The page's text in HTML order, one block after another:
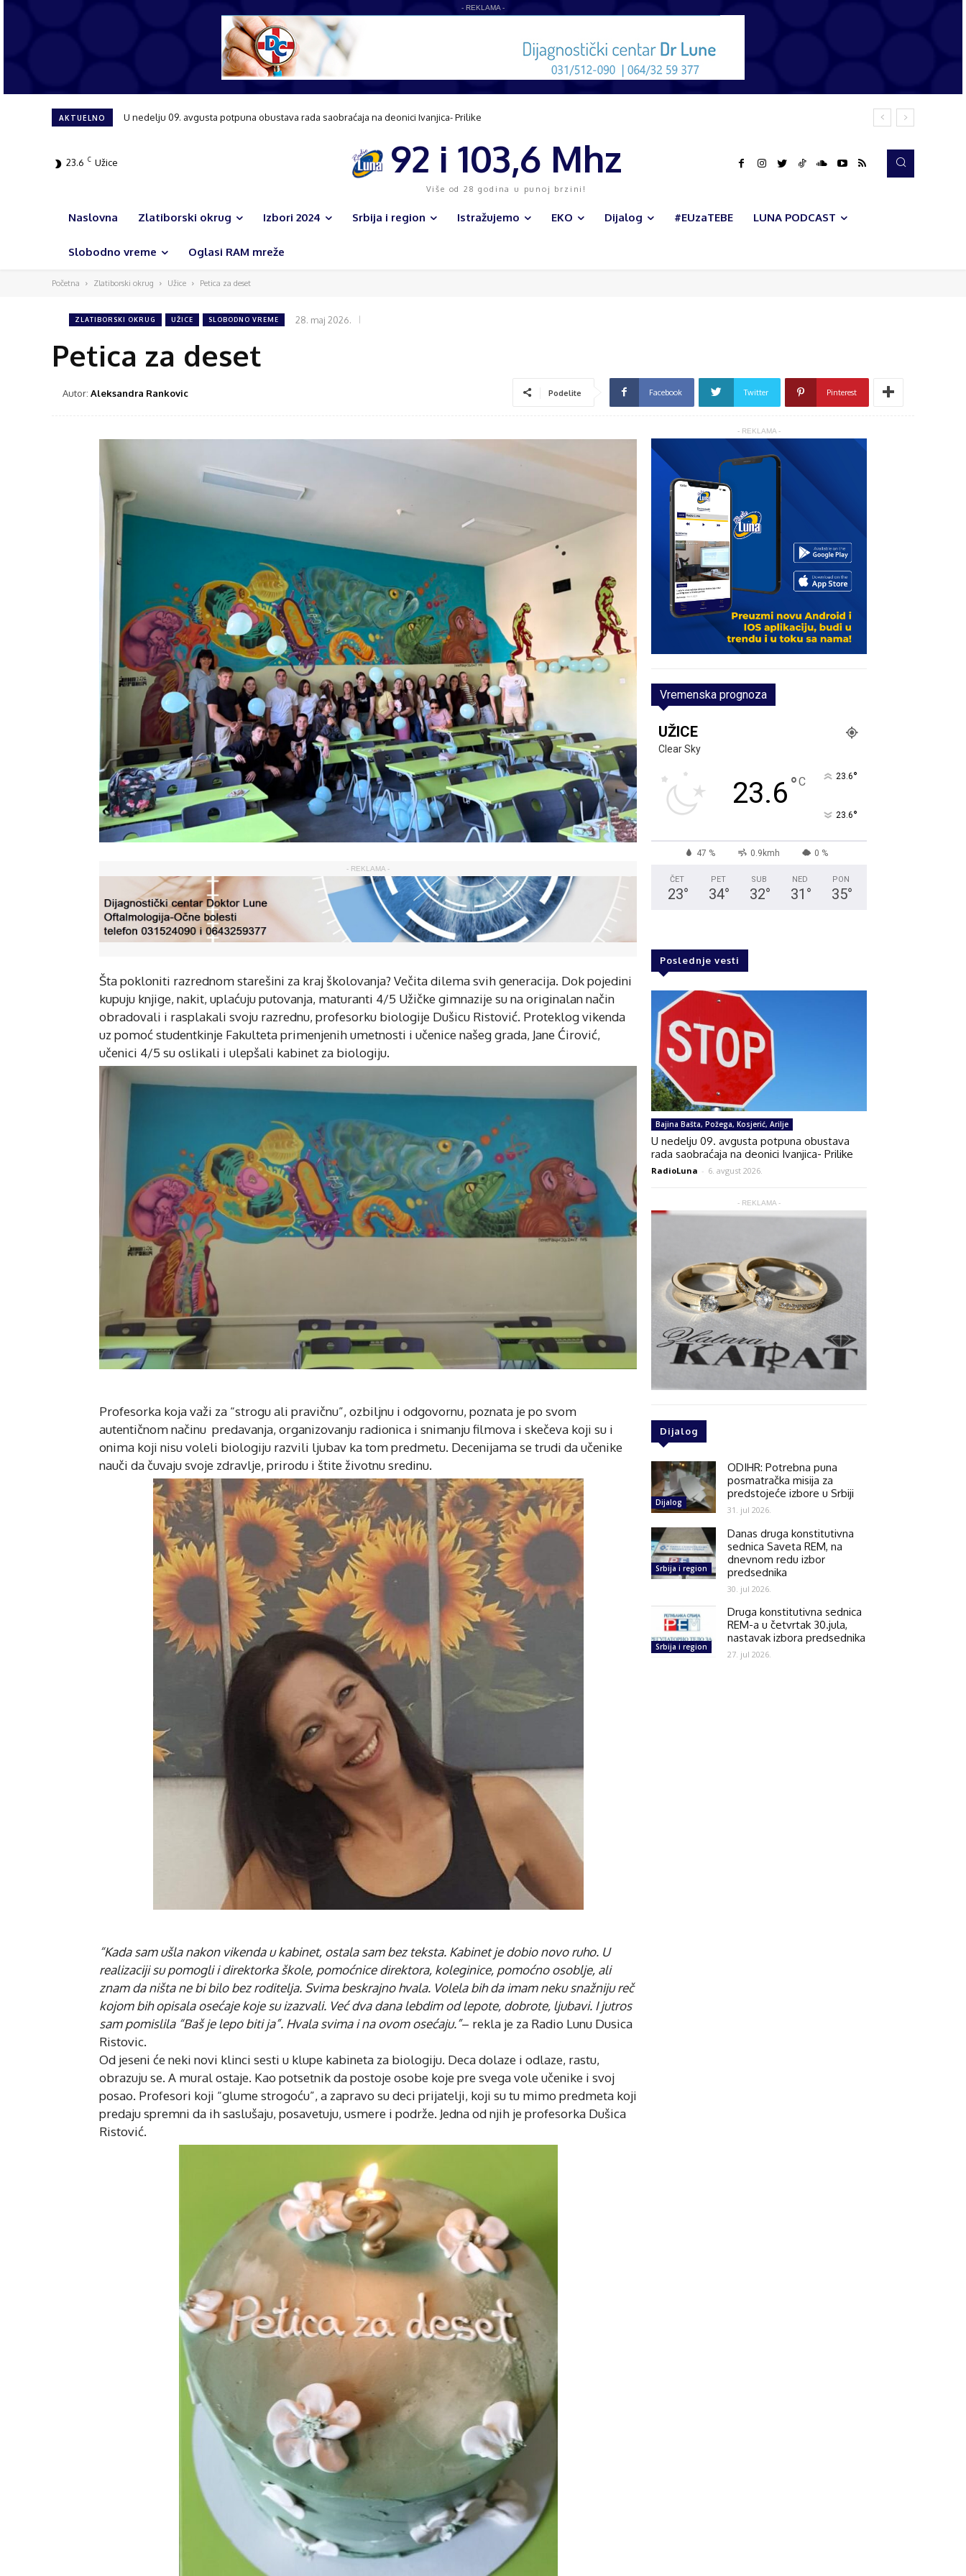
- REKLAMA -
AKTUELNO Tribina posvećena ženama i njihovoj ulozi u razvoju sela
23.6 C Užice 92 i 103,6 Mhz
Više od 28 godina u punoj brzini!
Naslovna Zlatiborski okrug Izbori 2024 Srbija i region Istražujemo EKO Dijalog #EUzaTEBE LUNA PODCAST
Slobodno vreme Oglasi RAM mreže
Početna Zlatiborski okrug Užice Petica za deset
ZLATIBORSKI OKRUG UŽICE SLOBODNO VREME 28. maj 2026.
Petica za deset
Autor: Aleksandra Rankovic Podelite Facebook Twitter Pinterest
- REKLAMA -
Šta pokloniti razrednom starešini za kraj školovanja? Večita dilema svih generacija. Dok pojedini
kupuju knjige, nakit, uplaćuju putovanja, maturanti 4/5 Užičke gimnazije su na originalan način
obradovali i rasplakali svoju razrednu, profesorku biologije Dušicu Ristović. Proteklog vikenda
uz pomoć studentkinje Fakulteta primenjenih umetnosti i učenice našeg grada, Jane Ćirović,
učenici 4/5 su oslikali i ulepšali kabinet za biologiju.
Profesorka koja važi za “strogu ali pravičnu”, ozbiljnu i odgovornu, poznata je po svom
autentičnom načinu predavanja, organizovanju radionica i snimanju filmova i skečeva koji su i
onima koji nisu voleli biologiju razvili ljubav ka tom predmetu. Decenijama se trudi da učenike
nauči da čuvaju svoje zdravlje, prirodu i štite životnu sredinu.
“Kada sam ušla nakon vikenda u kabinet, ostala sam bez teksta. Kabinet je dobio novo ruho. U
realizaciji su pomogli i direktorka škole, pomoćnice direktora, koleginice, pomoćno osoblje, ali
znam da ništa ne bi bilo bez roditelja. Svima beskrajno hvala. Volela bih da imam neku snažniju reč
kojom bih opisala osećaje koje su izazvali. Već dva dana lebdim od lepote, dobrote, ljubavi. I jutros
sam pomislila “Baš je lepo biti ja”. Hvala svima i na ovom osećaju.”– rekla je za Radio Lunu Dusica
Ristovic.
Od jeseni će neki novi klinci sesti u klupe kabineta za biologiju. Deca dolaze i odlaze, rastu,
obrazuju se. A mural ostaje. Kao potsetnik da postoje osobe koje pre svega vole učenike i svoj
posao. Profesori koji “glume strogoću”, a zapravo su deci prijatelji, koji su tu mimo predmeta koji
predaju spremni da ih saslušaju, posavetuju, usmere i podrže. Jedna od njih je profesorka Dušica
Ristović.
- REKLAMA -
Vremenska prognoza
UŽICE
Clear Sky
23.6°C 23.6°
23.6°
47 % 0.9kmh 0 %
ČET
23°
PET
34°
SUB
32°
NED
31 °
PON
35°
Poslednje vesti
Bajina Bašta, Požega, Kosjerić, Arilje
U nedelju 09. avgusta potpuna obustava
rada saobraćaja na deonici Ivanjica- Prilike
RadioLuna - 6. avgust 2026.
- REKLAMA -
Dijalog
Dijalog
ODIHR: Potrebna puna
posmatračka misija za
predstojeće izbore u Srbiji
31. jul 2026.
Srbija i region
Danas druga konstitutivna
sednica Saveta REM, na
dnevnom redu izbor
predsednika
30. jul 2026.
Srbija i region
Druga konstitutivna sednica
REM-a u četvrtak 30.jula,
nastavak izbora predsednika
27. jul 2026.